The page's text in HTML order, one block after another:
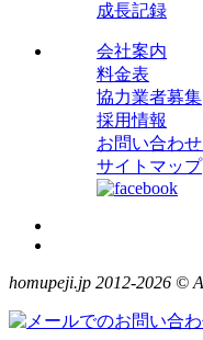
成長記録
会社案内
料金表
協力業者募集
採用情報
お問い合わ
サイトマップ
homupeji.jp 2012-2026 ©